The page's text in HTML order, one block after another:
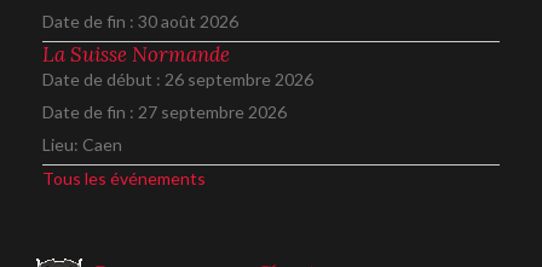
Date de fin : 30 août 2026
La Suisse Normande
Date de début : 26 septembre 2026
Date de fin : 27 septembre 2026
Lieu: Caen
Tous les événements